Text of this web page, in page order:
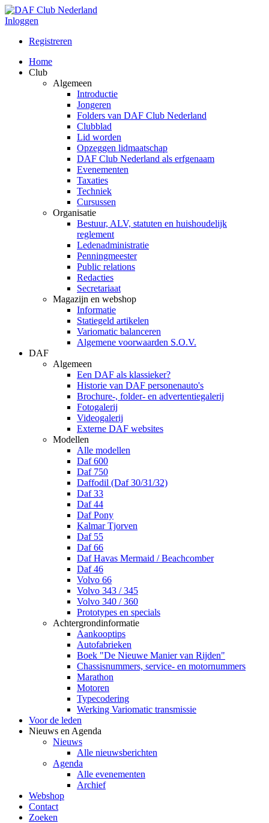
Inloggen
Registreren
Home
Club
Algemeen
Introductie
Jongeren
Folders van DAF Club Nederland
Clubblad
Lid worden
Opzeggen lidmaatschap
DAF Club Nederland als erfgenaam
Evenementen
Taxaties
Techniek
Cursussen
Organisatie
Bestuur, ALV, statuten en huishoudelijk
reglement
Ledenadministratie
Penningmeester
Public relations
Redacties
Secretariaat
Magazijn en webshop
Informatie
Statiegeld artikelen
Variomatic balanceren
Algemene voorwaarden S.O.V.
DAF
Algemeen
Een DAF als klassieker?
Historie van DAF personenauto's
Brochure-, folder- en advertentiegalerij
Fotogalerij
Videogalerij
Externe DAF websites
Modellen
Alle modellen
Daf 600
Daf 750
Daffodil (Daf 30/31/32)
Daf 33
Daf 44
Daf Pony
Kalmar Tjorven
Daf 55
Daf 66
Daf Havas Mermaid / Beachcomber
Daf 46
Volvo 66
Volvo 343 / 345
Volvo 340 / 360
Prototypes en specials
Achtergrondinformatie
Aankooptips
Autofabrieken
Boek "De Nieuwe Manier van Rijden"
Chassisnummers, service- en motornummers
Marathon
Motoren
Typecodering
Werking Variomatic transmissie
Voor de leden
Nieuws en Agenda
Nieuws
Alle nieuwsberichten
Agenda
Alle evenementen
Archief
Webshop
Contact
Zoeken